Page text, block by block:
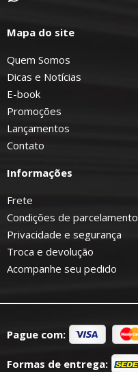
Mapa do site
Quem Somos
Dicas e Notícias
E-book
Promoções
Lançamentos
Contato
Informações
Frete
Condições de parcelamento
Privacidade e segurança
Troca e devolução
Acompanhe seu pedido
Pague com:
Formas de entrega: